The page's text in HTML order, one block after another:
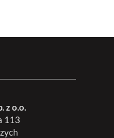
z o.o.
113